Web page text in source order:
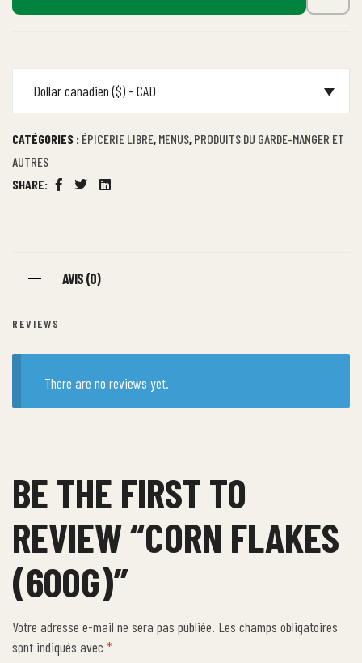
Dollar canadien ($) - CAD
CATÉGORIES : ÉPICERIE LIBRE, MENUS, PRODUITS DU GARDE-MANGER ET
AUTRES
SHARE:
Facebook
TwitterLinkedin
AVIS (0)
REVIEWS
There are no reviews yet.
BE THE FIRST TO
REVIEW “CORN FLAKES
(600G)”
Votre adresse e-mail ne sera pas publiée. Les champs obligatoires
sont indiqués avec *